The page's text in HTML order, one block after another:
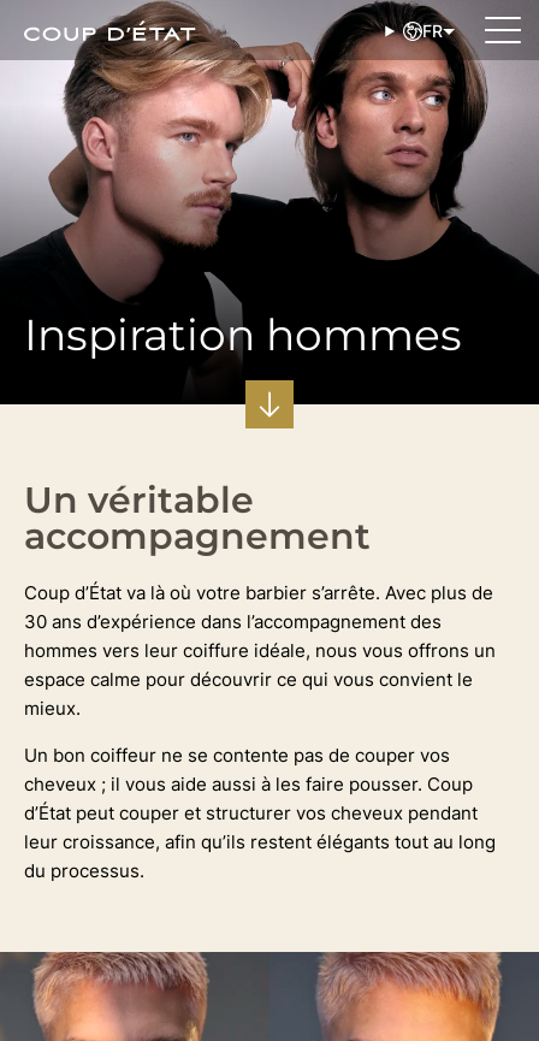
FR
Inspiration hommes
Un véritable
accompagnement
Coup d’État va là où votre barbier s’arrête. Avec plus de
30 ans d’expérience dans l’accompagnement des
hommes vers leur coiffure idéale, nous vous offrons un
espace calme pour découvrir ce qui vous convient le
mieux.
Un bon coiffeur ne se contente pas de couper vos
cheveux ; il vous aide aussi à les faire pousser. Coup
d’État peut couper et structurer vos cheveux pendant
leur croissance, afin qu’ils restent élégants tout au long
du processus.